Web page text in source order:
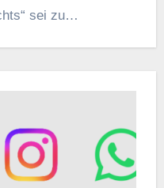
sei zu…